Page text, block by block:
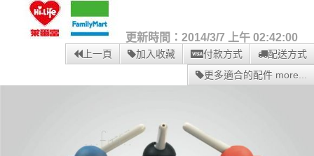
更新時間：2014/3/7 上午 02:42:00
上一頁 加入收藏 付款方式
配送方式
更多適合的配件 more...